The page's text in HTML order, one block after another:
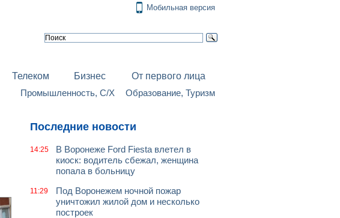
Мобильная версия
Телеком Бизнес
От первого лица
Промышленность, С/Х Образование, Туризм
Последние новости
14:25
В Воронеже Ford Fiesta влетел в
киоск: водитель сбежал, женщина
попала в больницу
11:29
Под Воронежем ночной пожар
уничтожил жилой дом и несколько
построек